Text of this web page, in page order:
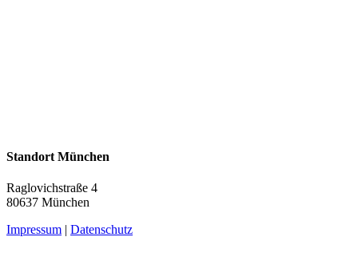
Standort München
Raglovichstraße 4
80637 München
Impressum | Datenschutz